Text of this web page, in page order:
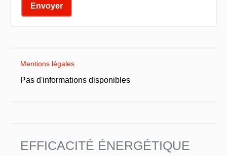
Envoyer
Mentions légales
Pas d'informations disponibles
EFFICACITÉ ÉNERGÉTIQUE